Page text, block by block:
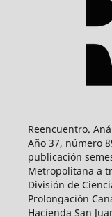
Reencuentro.
Año 37, número
publicación
Metropolitana a
División de
Prolongación
Hacienda San